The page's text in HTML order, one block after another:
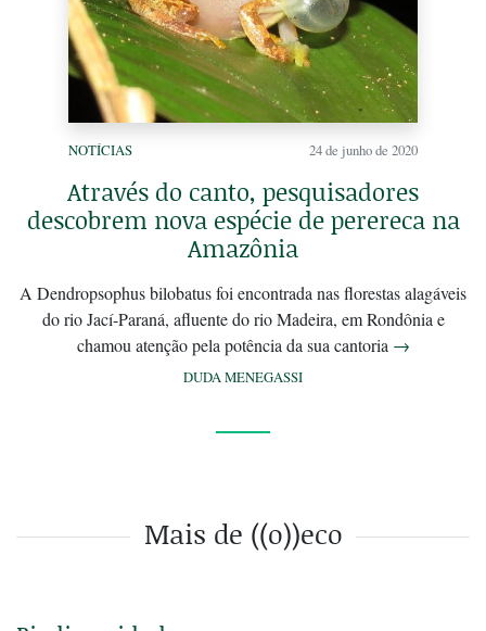
NOTÍCIAS 24 de junho de 2020
Através do canto, pesquisadores
descobrem nova espécie de perereca na
Amazônia
A Dendropsophus bilobatus foi encontrada nas florestas alagáveis
do rio Jací-Paraná, afluente do rio Madeira, em Rondônia e
chamou atenção pela potência da sua cantoria →
DUDA MENEGASSI
Mais de ((o))eco